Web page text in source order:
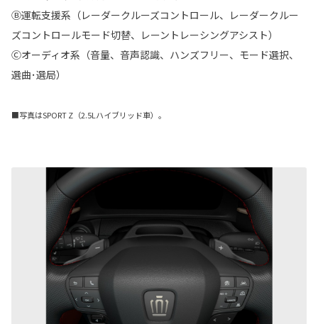
Ⓑ運転支援系（レーダークルーズコントロール、レーダークルー
ズコントロールモード切替、レーントレーシングアシスト）
Ⓒオーディオ系（音量、音声認識、ハンズフリー、モード選択、
選曲･選局）
■写真はSPORT Z（2.5Lハイブリッド車）。